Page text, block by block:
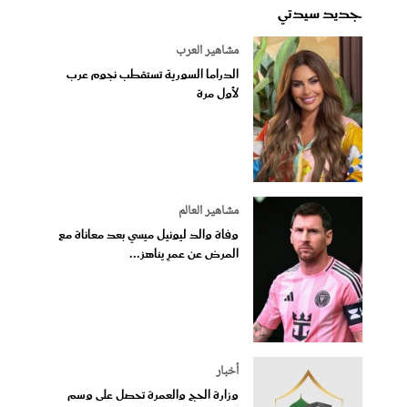
جديد سيدتي
مشاهير العرب
الدراما السورية تستقطب نجوم عرب
لأول مرة
مشاهير العالم
وفاة والد ليونيل ميسي بعد معاناة مع
المرض عن عمرٍ يناهز...
أخبار
وزارة الحج والعمرة تحصل على وسم